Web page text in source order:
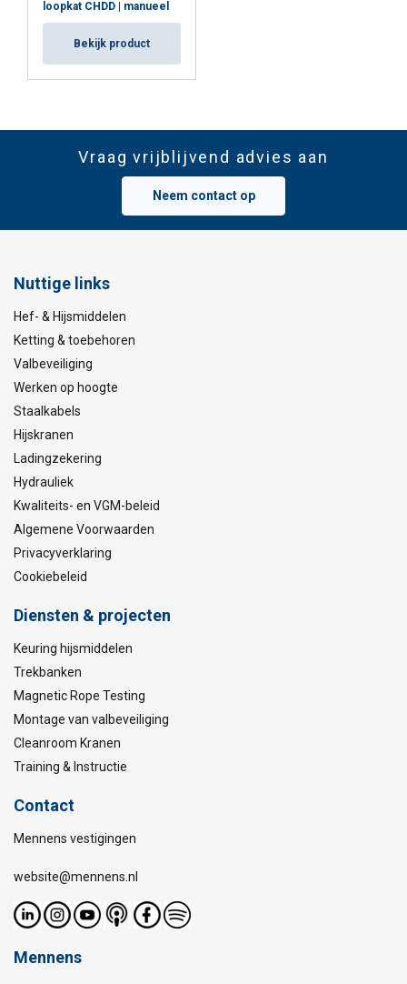
loopkat CHDD | manueel
Bekijk product
Vraag vrijblijvend advies aan
Neem contact op
Nuttige links
Hef- & Hijsmiddelen
Ketting & toebehoren
Valbeveiliging
Werken op hoogte
Staalkabels
Hijskranen
Ladingzekering
Hydrauliek
Kwaliteits- en VGM-beleid
Algemene Voorwaarden
Privacyverklaring
Cookiebeleid
Diensten & projecten
Keuring hijsmiddelen
Trekbanken
Magnetic Rope Testing
Montage van valbeveiliging
Cleanroom Kranen
Training & Instructie
Contact
Mennens vestigingen
website@mennens.nl
Mennens